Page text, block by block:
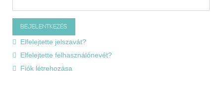
Elfelejtette jelszavát?
Elfelejtette felhasználónevét?
Fiók létrehozása